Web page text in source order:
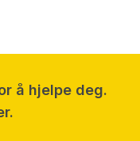
å hjelpe deg.